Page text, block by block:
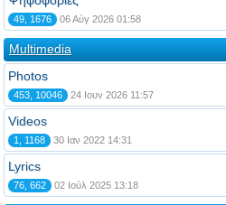
49, 1676 06 Αύγ 2026 01:58
Multimedia
Photos
453, 10046 24 Ιουν 2026 11:57
Videos
1, 1168 30 Ιαν 2022 14:31
Lyrics
76, 662 02 Ιούλ 2025 13:18